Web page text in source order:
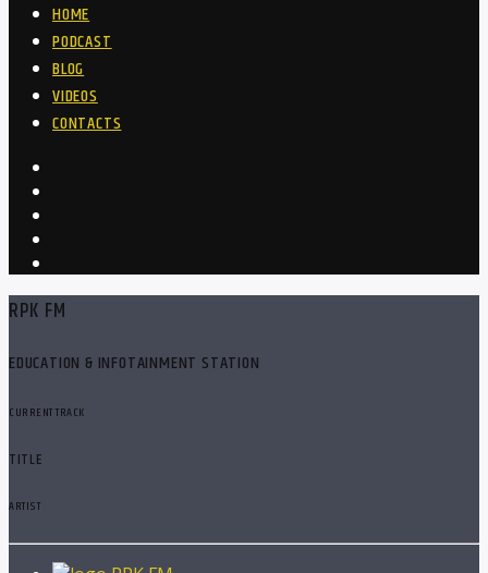
HOME
PODCAST
BLOG
VIDEOS
CONTACTS
RPK FM
EDUCATION & INFOTAINMENT STATION
CURRENT TRACK
TITLE
ARTIST